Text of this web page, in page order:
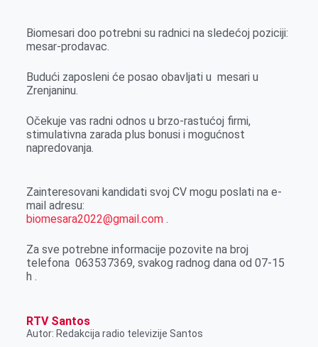
b
o
o
e
n
g
e
I
r
s
p
l
Biomesari doo potrebni su radnici na sledećoj poziciji:
mesar-prodavac.
Budući zaposleni će posao obavljati u mesari u
Zrenjaninu.
Očekuje vas radni odnos u brzo-rastućoj firmi,
stimulativna zarada plus bonusi i mogućnost
napredovanja.
Zainteresovani kandidati svoj CV mogu poslati na e-
mail adresu:
biomesara2022@gmail.com.
Za sve potrebne informacije pozovite na broj
telefona 063537369, svakog radnog dana od 07-15
h .
RTV Santos
Autor: Redakcija radio televizije Santos